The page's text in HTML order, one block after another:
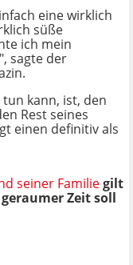
eine wirklich
süße
ich mein
sagte der
kann, ist, den
Rest seines
einen definitiv als
seiner Familiegilt
Zeit soll